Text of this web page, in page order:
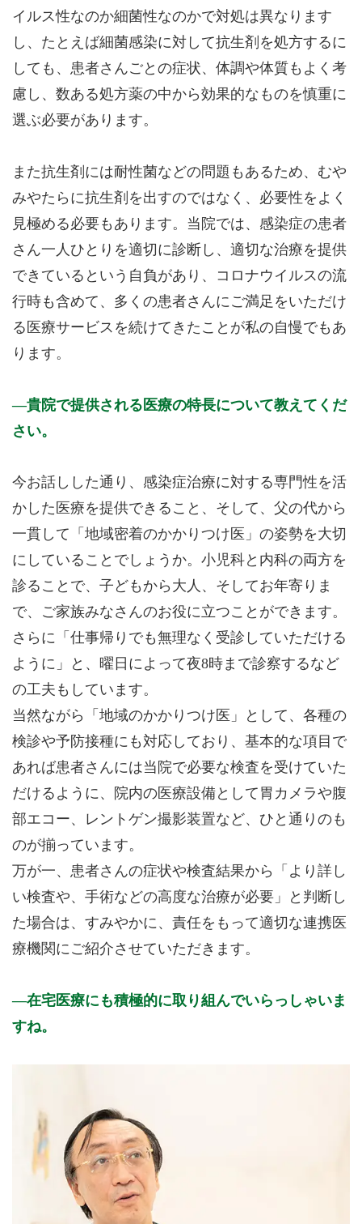
イルス性なのか細菌性なのかで対処は異なります
し、たとえば細菌感染に対して抗生剤を処方するに
しても、患者さんごとの症状、体調や体質もよく考
慮し、数ある処方薬の中から効果的なものを慎重に
選ぶ必要があります。
また抗生剤には耐性菌などの問題もあるため、むや
みやたらに抗生剤を出すのではなく、必要性をよく
見極める必要もあります。当院では、感染症の患者
さん一人ひとりを適切に診断し、適切な治療を提供
できているという自負があり、コロナウイルスの流
行時も含めて、多くの患者さんにご満足をいただけ
る医療サービスを続けてきたことが私の自慢でもあ
ります。
貴院で提供される医療の特長について教えてくだ
さい。
今お話しした通り、感染症治療に対する専門性を活
かした医療を提供できること、そして、父の代から
一貫して「地域密着のかかりつけ医」の姿勢を大切
にしていることでしょうか。小児科と内科の両方を
診ることで、子どもから大人、そしてお年寄りま
で、ご家族みなさんのお役に立つことができます。
さらに「仕事帰りでも無理なく受診していただける
ように」と、曜日によって夜8時まで診察するなど
の工夫もしています。
当然ながら「地域のかかりつけ医」として、各種の
検診や予防接種にも対応しており、基本的な項目で
あれば患者さんには当院で必要な検査を受けていた
だけるように、院内の医療設備として胃カメラや腹
部エコー、レントゲン撮影装置など、ひと通りのも
のが揃っています。
万が一、患者さんの症状や検査結果から「より詳し
い検査や、手術などの高度な治療が必要」と判断し
た場合は、すみやかに、責任をもって適切な連携医
療機関にご紹介させていただきます。
在宅医療にも積極的に取り組んでいらっしゃいま
すね。